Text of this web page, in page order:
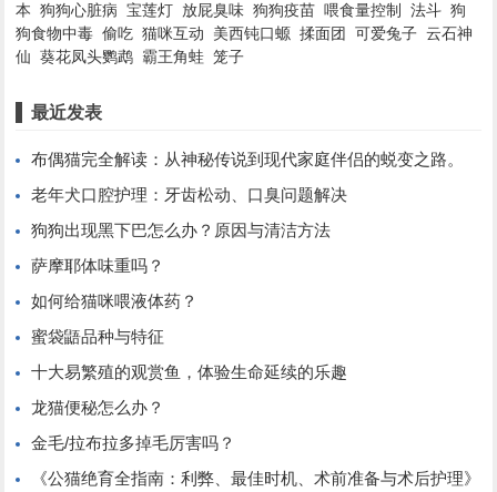
本 狗狗心脏病 宝莲灯 放屁臭味 狗狗疫苗 喂食量控制 法斗 狗
狗食物中毒 偷吃 猫咪互动 美西钝口螈 揉面团 可爱兔子 云石神
仙 葵花凤头鹦鹉 霸王角蛙 笼子
最近发表
布偶猫完全解读：从神秘传说到现代家庭伴侣的蜕变之路。
老年犬口腔护理：牙齿松动、口臭问题解决
狗狗出现黑下巴怎么办？原因与清洁方法
萨摩耶体味重吗？
如何给猫咪喂液体药？
蜜袋鼯品种与特征
十大易繁殖的观赏鱼，体验生命延续的乐趣
龙猫便秘怎么办？
金毛/拉布拉多掉毛厉害吗？
《公猫绝育全指南：利弊、最佳时机、术前准备与术后护理》